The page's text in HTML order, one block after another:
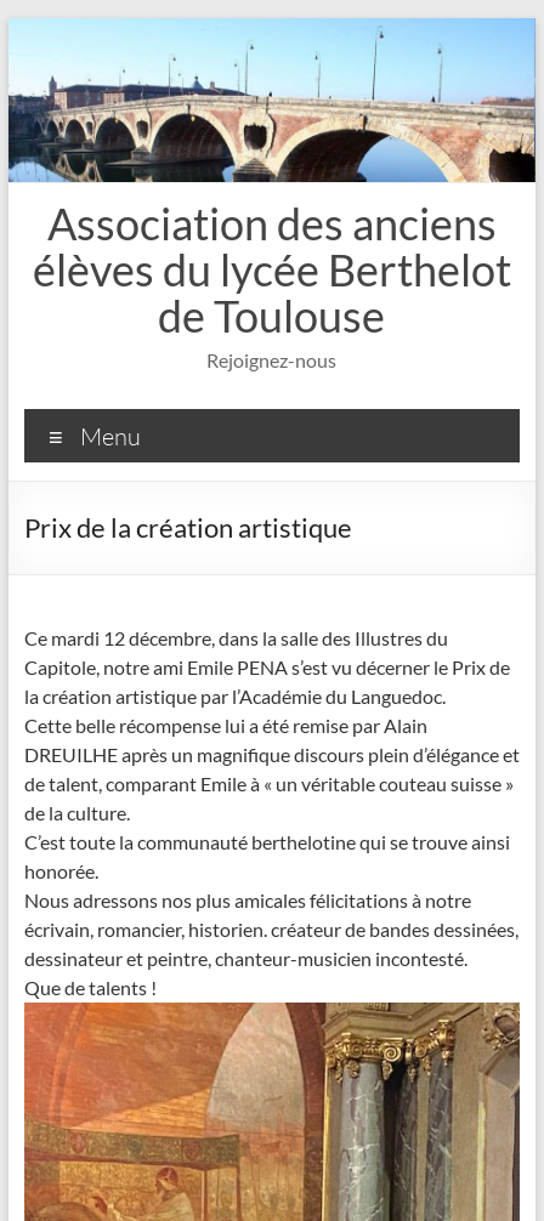
contenu
Association des anciens
élèves du lycée Berthelot
de Toulouse
Rejoignez-nous
Menu
Prix de la création artistique
Ce mardi 12 décembre, dans la salle des Illustres du
Capitole, notre ami Emile PENA s’est vu décerner le Prix de
la création artistique par l’Académie du Languedoc.
Cette belle récompense lui a été remise par Alain
DREUILHE après un magnifique discours plein d’élégance et
de talent, comparant Emile à « un véritable couteau suisse »
de la culture.
C’est toute la communauté berthelotine qui se trouve ainsi
honorée.
Nous adressons nos plus amicales félicitations à notre
écrivain, romancier, historien. créateur de bandes dessinées,
dessinateur et peintre, chanteur-musicien incontesté.
Que de talents !